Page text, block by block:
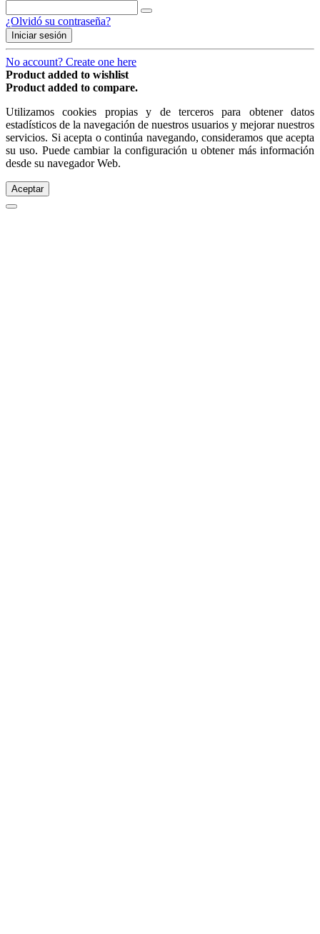
¿Olvidó su contraseña?
Iniciar sesión
No account? Create one here
Product added to wishlist
Product added to compare.
Utilizamos cookies propias y de terceros para obtener datos
estadísticos de la navegación de nuestros usuarios y mejorar nuestros
servicios. Si acepta o continúa navegando, consideramos que acepta
su uso. Puede cambiar la configuración u obtener más información
desde su navegador Web.
Aceptar